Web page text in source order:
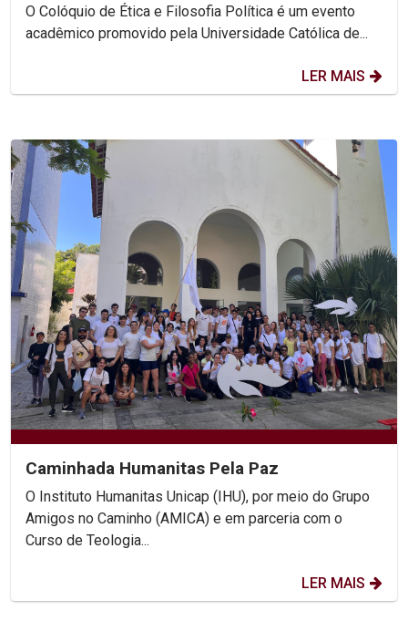
O Colóquio de Ética e Filosofia Política é um evento
acadêmico promovido pela Universidade Católica de...
LER MAIS
Caminhada Humanitas Pela Paz
O Instituto Humanitas Unicap (IHU), por meio do Grupo
Amigos no Caminho (AMICA) e em parceria com o
Curso de Teologia...
LER MAIS